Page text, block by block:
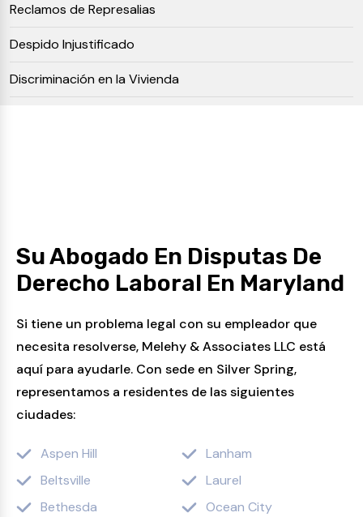
Reclamos de Represalias
Despido Injustificado
Discriminación en la Vivienda
Su Abogado En Disputas De
Derecho Laboral En Maryland
Si tiene un problema legal con su empleador que
necesita resolverse, Melehy & Associates LLC está
aquí para ayudarle. Con sede en Silver Spring,
representamos a residentes de las siguientes
ciudades:
Aspen Hill
Beltsville
Bethesda
Lanham
Laurel
Ocean City